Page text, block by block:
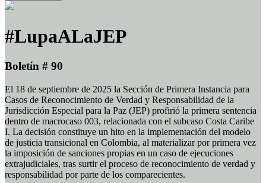
#LupaALaJEP
Boletín # 90
El 18 de septiembre de 2025 la Sección de Primera Instancia para
Casos de Reconocimiento de Verdad y Responsabilidad de la
Jurisdicción Especial para la Paz (JEP) profirió la primera sentencia
dentro de macrocaso 003, relacionada con el subcaso Costa Caribe
I. La decisión constituye un hito en la implementación del modelo
de justicia transicional en Colombia, al materializar por primera vez
la imposición de sanciones propias en un caso de ejecuciones
extrajudiciales, tras surtir el proceso de reconocimiento de verdad y
responsabilidad por parte de los comparecientes.